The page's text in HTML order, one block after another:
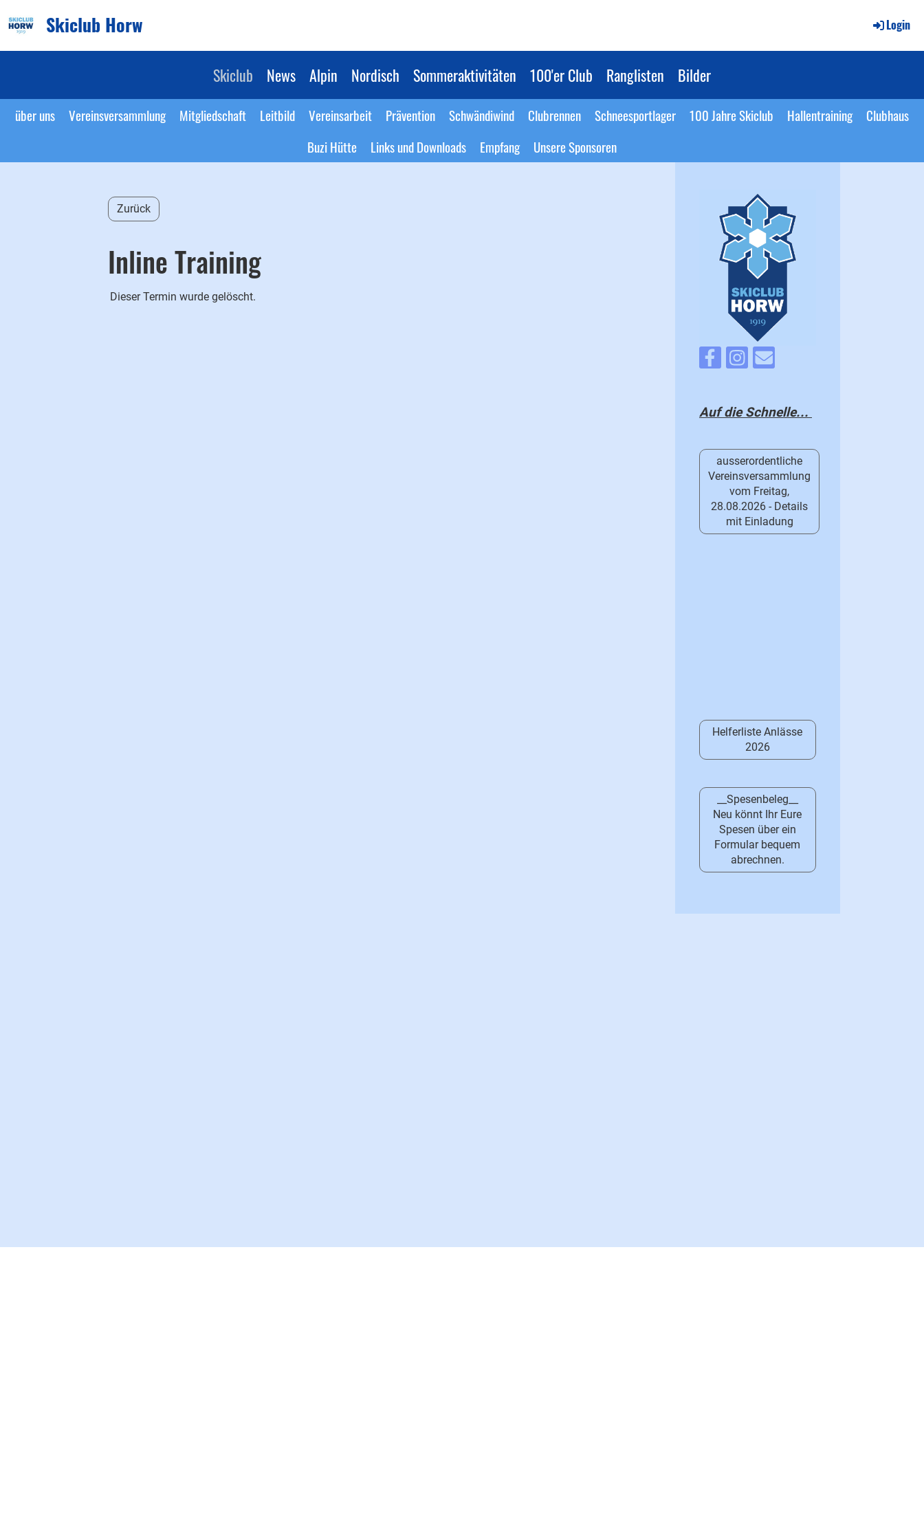
Skiclub Horw Login
Skiclub News Alpin Nordisch Sommeraktivitäten 100'er Club Ranglisten Bilder
über uns Vereinsversammlung Mitgliedschaft Leitbild Vereinsarbeit Prävention Schwändiwind Clubrennen Schneesportlager 100 Jahre Skiclub Hallentraining
Clubhaus
Buzi Hütte
Links und Downloads Empfang Unsere Sponsoren
Zurück
Inline Training
Dieser Termin wurde gelöscht.
Auf die Schnelle...
ausserordentliche
Vereinsversammlung
vom Freitag,
28.08.2026 - Details
mit Einladung
Helferliste Anlässe
2026
__Spesenbeleg__
Neu könnt Ihr Eure
Spesen über ein
Formular bequem
abrechnen.